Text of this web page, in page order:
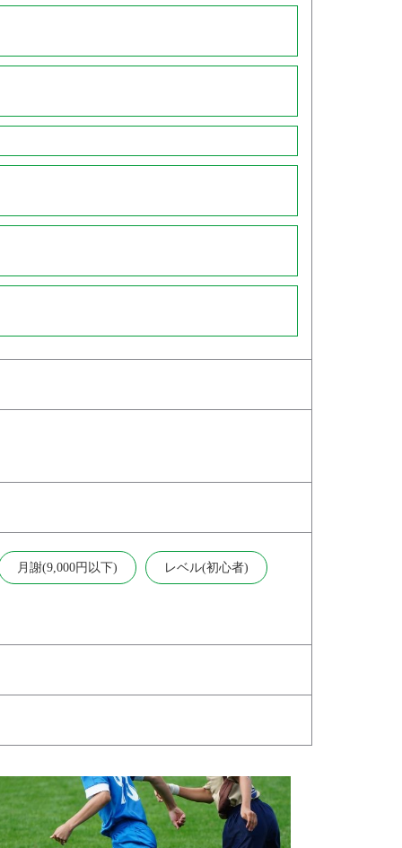
月謝(9,000円以下) レベル(初心者)